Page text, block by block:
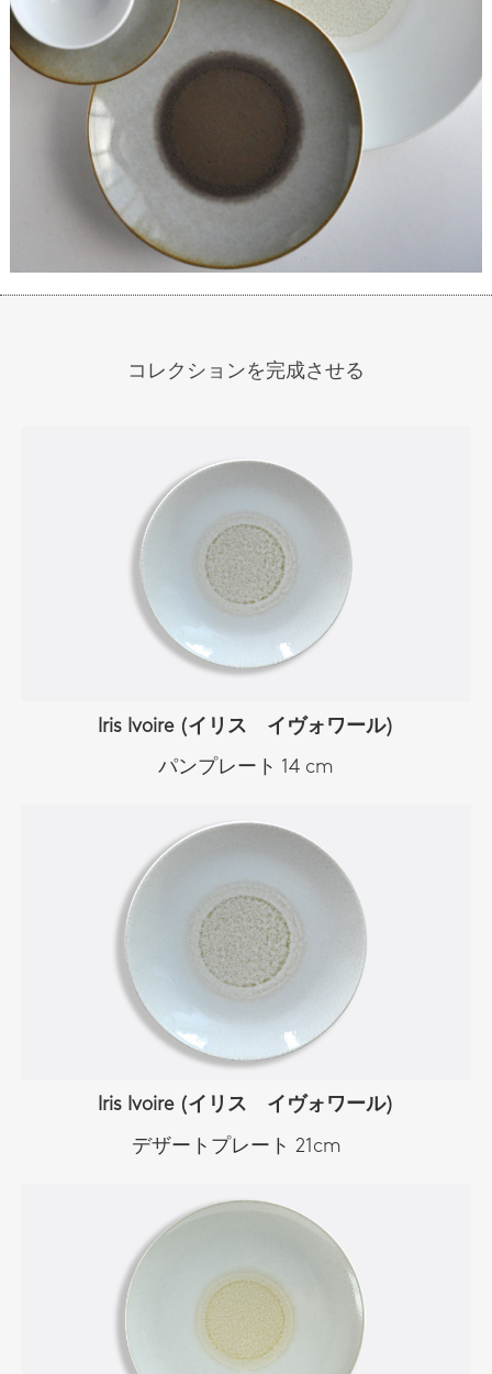
コレクションを完成させる
Iris Ivoire (イリス イヴォワール)
パンプレート 14 cm
Iris Ivoire (イリス イヴォワール)
デザートプレート 21cm